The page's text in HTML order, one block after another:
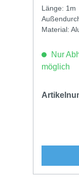
Länge: 1m
Material:
Nur
möglich